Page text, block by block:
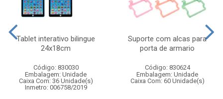
Tablet interativo bilingue
24x18cm
Código: 830030
Embalagem: Unidade
Caixa Com: 36 Unidade(s)
Inmetro: 006758/2019
Suporte com alcas para
porta de armario
Código: 830624
Embalagem: Unidade
Caixa Com: 60 Unidade(s)